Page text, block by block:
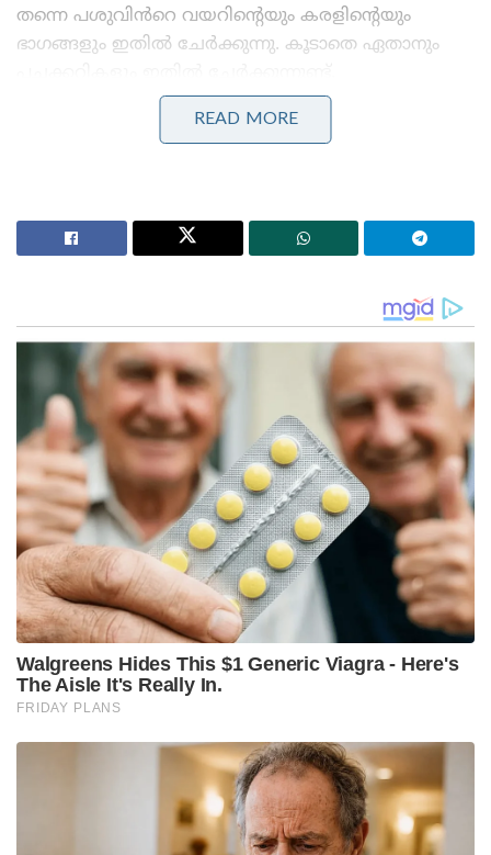
തന്നെ പശുവിൻറെ വയറിന്റെയും കരളിന്റെയും
ഭാഗങ്ങളും ഇതിൽ ചേർക്കുന്നു. കൂടാതെ ഏതാനും
Stories you may like
നടപടികളും അവസാനിപ്പിച്ചു
‘സൗദിയെ വളഞ്ഞ് ആക്രമിക്കാൻ ഇറാന്റെ
ഫിലിപ്പീൻസ് സന്ദർശിച്ച ഒരു സഞ്ചാരിയാണ് തന്റെ
സോഷ്യൽ മീഡിയയിലൂടെ ഈ പ്രശസ്തമായ
വിഭവത്തെക്കുറിച്ച് കൂടുതൽ വെളിപ്പെടുത്തിയത്.
പശുവിന്റെ ചാണകം കൊണ്ട് മാത്രമല്ല ആടിന്റെ
പിത്തരസത്തിൽ നിന്നും ഇവിടെ സൂപ്പ്
ഉണ്ടാക്കാറുണ്ടത്രേ.
അല്പം കയ്പ്പു നിറഞ്ഞ രുചിയാണെങ്കിലും ഈ
വിഭവത്തിൽ ധാരാളം സുഗന്ധവ്യഞ്ജനങ്ങൾ
ചേർക്കുന്നതിനാൽ അസുഖകരമായ മണവും രുചിയും
ഇതിന് ഇല്ലെന്നാണ് വിവരം.
വീഡിയോ വൈറൽ ആയതോടെ സൂപ്പിനായി
ഉപയോഗിക്കുന്നത് പശുവിന്റെയും ആടിന്റെയും
പുറത്തുവരുന്ന വിസർജ്യം ഉപയോഗിക്കുന്നില്ല
എന്നുമാണ് പ്രദേശവാസികൾ പറയുന്നത്
READ MORE